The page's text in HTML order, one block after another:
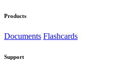
Products
Documents Flashcards
Support